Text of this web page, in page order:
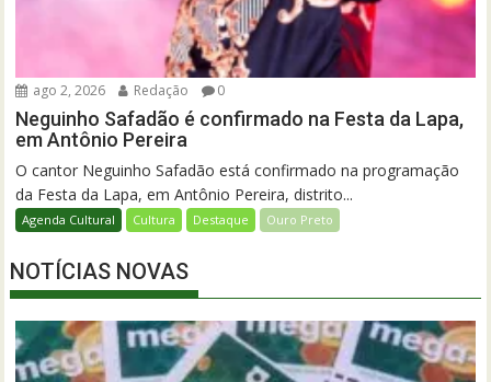
ago 2, 2026 Redação 0
Neguinho Safadão é confirmado na Festa da Lapa,
em Antônio Pereira
O cantor Neguinho Safadão está confirmado na programação
da Festa da Lapa, em Antônio Pereira, distrito...
Agenda Cultural Cultura Destaque Ouro Preto
NOTÍCIAS NOVAS